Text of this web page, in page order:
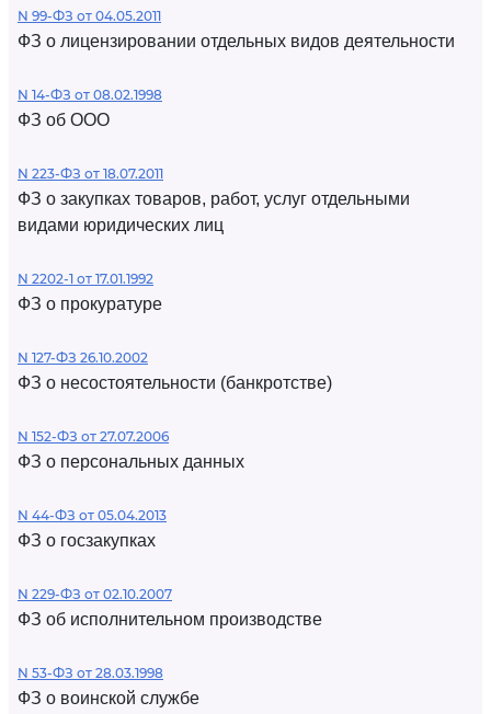
N 99-ФЗ от 04.05.2011
ФЗ о лицензировании отдельных видов деятельности
N 14-ФЗ от 08.02.1998
ФЗ об ООО
N 223-ФЗ от 18.07.2011
ФЗ о закупках товаров, работ, услуг отдельными
видами юридических лиц
N 2202-1 от 17.01.1992
ФЗ о прокуратуре
N 127-ФЗ 26.10.2002
ФЗ о несостоятельности (банкротстве)
N 152-ФЗ от 27.07.2006
ФЗ о персональных данных
N 44-ФЗ от 05.04.2013
ФЗ о госзакупках
N 229-ФЗ от 02.10.2007
ФЗ об исполнительном производстве
N 53-ФЗ от 28.03.1998
ФЗ о воинской службе